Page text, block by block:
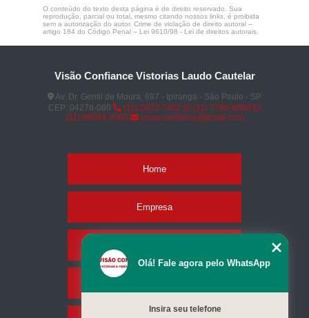
O conteúdo do texto desta página é de direito reservado. Sua
reprodução, parcial ou total, mesmo citando nossos links, é proibida
sem a autorização do autor. Crime de violação de direito autoral –
artigo 184 do Código Penal – Lei 9610/98 - Lei de direitos autorais.
Visão Confiance Vistorias Laudo Cautelar
Av. Dr. Gentil de Moura, 697 - Ipiranga - São Paulo - SP
CEP: 04278-080
(11) 2872-7402
(11) 7788-8888
(11) 98504-2000
visaoconfiance@gmail.com
Home
Empresa
Olá! Fale agora pelo WhatsApp
Insira seu telefone